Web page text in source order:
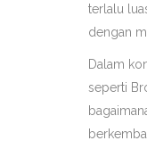
terlalu
dengan
Dalam
seperti